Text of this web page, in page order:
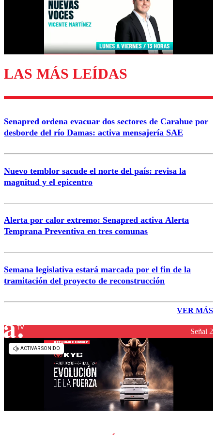
LAS MÁS LEÍDAS
Senapred ordena evacuar dos sectores de Carahue por
desborde del río Damas: activa mensajería SAE
Nuevo temblor sacude el norte del país: revisa la
magnitud y el epicentro
Alerta por calor extremo: Senapred activa Alerta
Temprana Preventiva en tres comunas
Semana legislativa estará marcada por el fin de la
tramitación del proyecto de reconstrucción
VER MÁS
Señal 2